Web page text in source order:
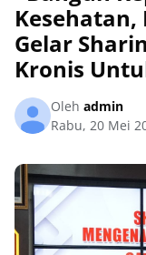
Gelar
Kronis
Oleh admin
Rabu, 20 Mei